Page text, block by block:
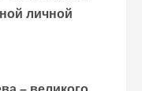
личной